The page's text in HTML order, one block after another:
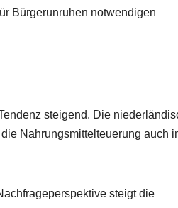
Bürgerunruhen notwendigen
steigend. Die
Nahrungsmittelteuerung auch
steigt die